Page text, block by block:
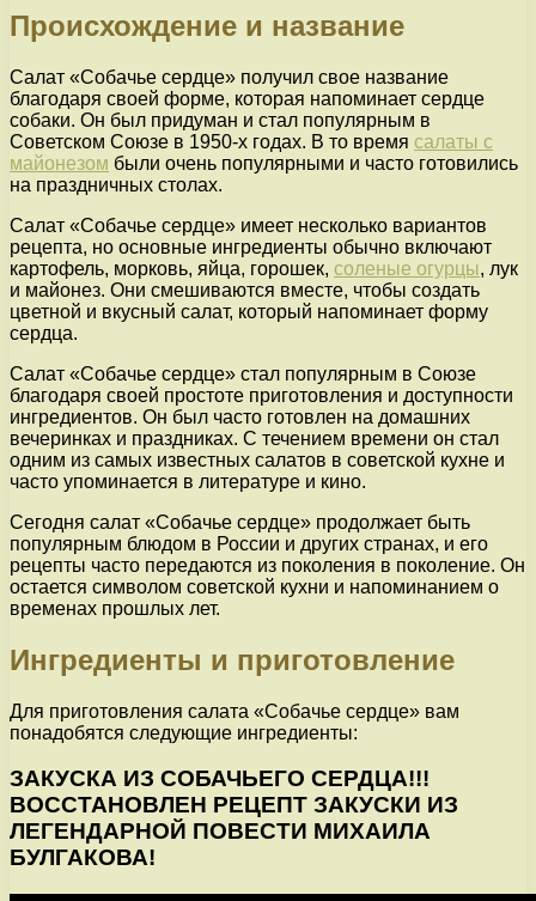
Происхождение и название
Салат «Собачье сердце» получил свое название
благодаря своей форме, которая напоминает сердце
собаки. Он был придуман и стал популярным в
Советском Союзе в 1950-х годах. В то время салаты с
майонезом были очень популярными и часто готовились
на праздничных столах.
Салат «Собачье сердце» имеет несколько вариантов
рецепта, но основные ингредиенты обычно включают
картофель, морковь, яйца, горошек, соленые огурцы, лук
и майонез. Они смешиваются вместе, чтобы создать
цветной и вкусный салат, который напоминает форму
сердца.
Салат «Собачье сердце» стал популярным в Союзе
благодаря своей простоте приготовления и доступности
ингредиентов. Он был часто готовлен на домашних
вечеринках и праздниках. С течением времени он стал
одним из самых известных салатов в советской кухне и
часто упоминается в литературе и кино.
Сегодня салат «Собачье сердце» продолжает быть
популярным блюдом в России и других странах, и его
рецепты часто передаются из поколения в поколение. Он
остается символом советской кухни и напоминанием о
временах прошлых лет.
Ингредиенты и приготовление
Для приготовления салата «Собачье сердце» вам
понадобятся следующие ингредиенты:
ЗАКУСКА ИЗ СОБАЧЬЕГО СЕРДЦА!!!
ВОССТАНОВЛЕН РЕЦЕПТ ЗАКУСКИ ИЗ
ЛЕГЕНДАРНОЙ ПОВЕСТИ МИХАИЛА
БУЛГАКОВА!